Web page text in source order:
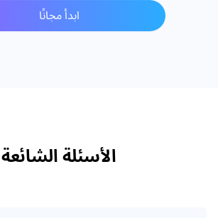
ابدأ مجانًا
الأسئلة الشائعة